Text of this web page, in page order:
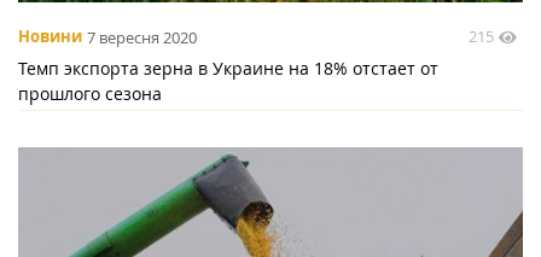
Новини 7 вересня 2020 215
Темп экспорта зерна в Украине на 18% отстает от
прошлого сезона